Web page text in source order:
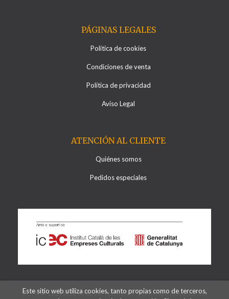
PÁGINAS LEGALES
Política de cookies
Condiciones de venta
Política de privacidad
Aviso Legal
ATENCIÓN AL CLIENTE
Quiénes somos
Pedidos especiales
2026 ©Llibreria Al·lots. Todos los Derechos Reservados
Este sitio web utiliza cookies, tanto propias como de terceros,